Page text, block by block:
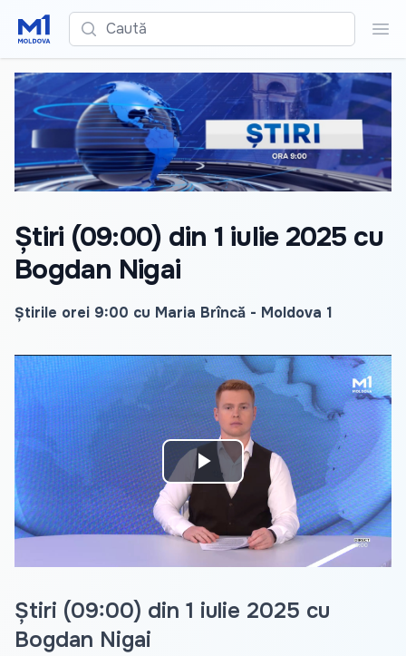
Caută
Știri (09:00) din 1 iulie 2025 cu
Bogdan Nigai
Știrile orei 9:00 cu Maria Brîncă - Moldova 1
Play
Video
Știri (09:00) din 1 iulie 2025 cu
Bogdan Nigai